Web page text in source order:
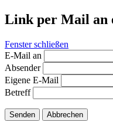
Link per Mail an
Fenster schließen
E-Mail an
Absender
Eigene E-Mail
Betreff
Senden Abbrechen